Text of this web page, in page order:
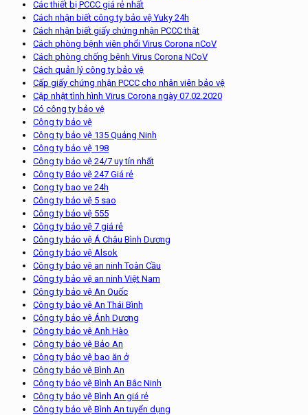
Các thiết bị PCCC giá rẻ nhất
Cách nhận biết công ty bảo vệ Yuky 24h
Cách nhận biết giấy chứng nhận PCCC thật
Cách phòng bệnh viên phổi Virus Corona nCoV
Cách phòng chống bệnh Virus Corona NCoV
Cách quản lý công ty bảo vệ
Cấp giấy chứng nhận PCCC cho nhân viên bảo vệ
Cập nhật tình hình Virus Corona ngày 07.02.2020
Có công ty bảo vệ
Công ty bảo vệ
Công ty bảo vệ 135 Quảng Ninh
Công ty bảo vệ 198
Công ty bảo vệ 24/7 uy tín nhất
Công ty Bảo vệ 247 Giá rẻ
Cong ty bao ve 24h
Công ty bảo vệ 5 sao
Công ty bảo vệ 555
Công ty bảo vệ 7 giá rẻ
Công ty bảo vệ Á Châu Bình Dương
Công ty bảo vệ Alsok
Công ty bảo vệ an ninh Toàn Cầu
Công ty bảo vệ an ninh Việt Nam
Công ty bảo vệ An Quốc
Công ty bảo vệ An Thái Bình
Công ty bảo vệ Ánh Dương
Công ty bảo vệ Anh Hào
Công ty bảo vệ Bảo An
Công ty bảo vệ bao ăn ở
Công ty bảo vệ Bình An
Công ty bảo vệ Bình An Bắc Ninh
Công ty bảo vệ Bình An giá rẻ
Công ty bảo vệ Bình An tuyển dụng